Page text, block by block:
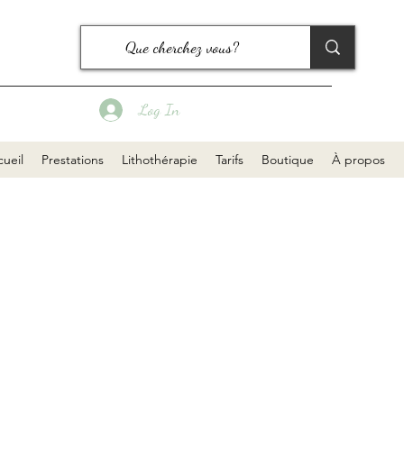
Prestations Lithothérapie Tarifs Boutique À propos
Log In